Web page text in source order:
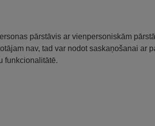
pārstāvis ar vienpersoniskām
nav, tad var nodot saskaņošanai ar
funkcionalitātē.